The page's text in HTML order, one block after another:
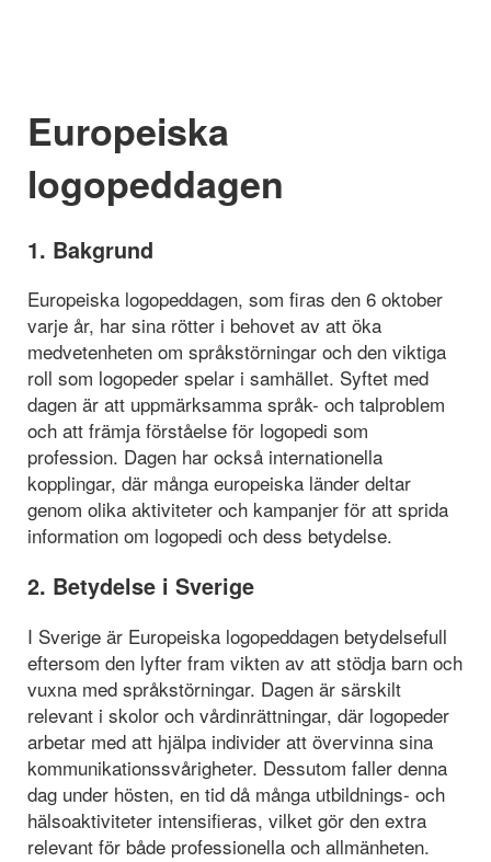
Europeiska
logopeddagen
1. Bakgrund
Europeiska logopeddagen, som firas den 6 oktober
varje år, har sina rötter i behovet av att öka
medvetenheten om språkstörningar och den viktiga
roll som logopeder spelar i samhället. Syftet med
dagen är att uppmärksamma språk- och talproblem
och att främja förståelse för logopedi som
profession. Dagen har också internationella
kopplingar, där många europeiska länder deltar
genom olika aktiviteter och kampanjer för att sprida
information om logopedi och dess betydelse.
2. Betydelse i Sverige
I Sverige är Europeiska logopeddagen betydelsefull
eftersom den lyfter fram vikten av att stödja barn och
vuxna med språkstörningar. Dagen är särskilt
relevant i skolor och vårdinrättningar, där logopeder
arbetar med att hjälpa individer att övervinna sina
kommunikationssvårigheter. Dessutom faller denna
dag under hösten, en tid då många utbildnings- och
hälsoaktiviteter intensifieras, vilket gör den extra
relevant för både professionella och allmänheten.